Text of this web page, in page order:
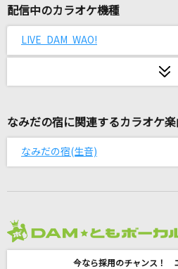
VALENTI
I wonder
[生音]ジュリア
河村隆一
だから、ひとりじゃない(ビ
Little Glee Monster
[生音]Mugen
配信中のカラオケ機種
LIVE DAM WAO!
なみだの宿に関連するカラオケ楽
なみだの宿(生音)
今なら採用のチャンス！